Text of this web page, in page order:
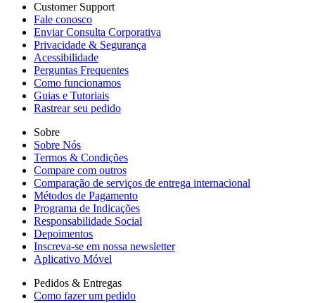
Customer Support
Fale conosco
Enviar Consulta Corporativa
Privacidade & Segurança
Acessibilidade
Perguntas Frequentes
Como funcionamos
Guias e Tutoriais
Rastrear seu pedido
Sobre
Sobre Nós
Termos & Condições
Compare com outros
Comparação de serviços de entrega internacional
Métodos de Pagamento
Programa de Indicações
Responsabilidade Social
Depoimentos
Inscreva-se em nossa newsletter
Aplicativo Móvel
Pedidos & Entregas
Como fazer um pedido